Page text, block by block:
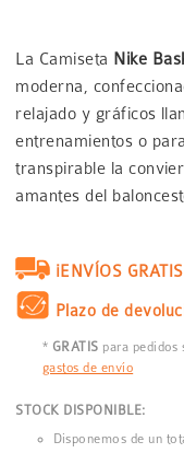
La Camiseta Nike
moderna,
relajado y gráficos
entrenamientos o
transpirable la
amantes del
¡ENVÍOS
Plazo de
* GRATIS para pedidos
gastos de envío
STOCK DISPONIBLE:
Disponemos de un